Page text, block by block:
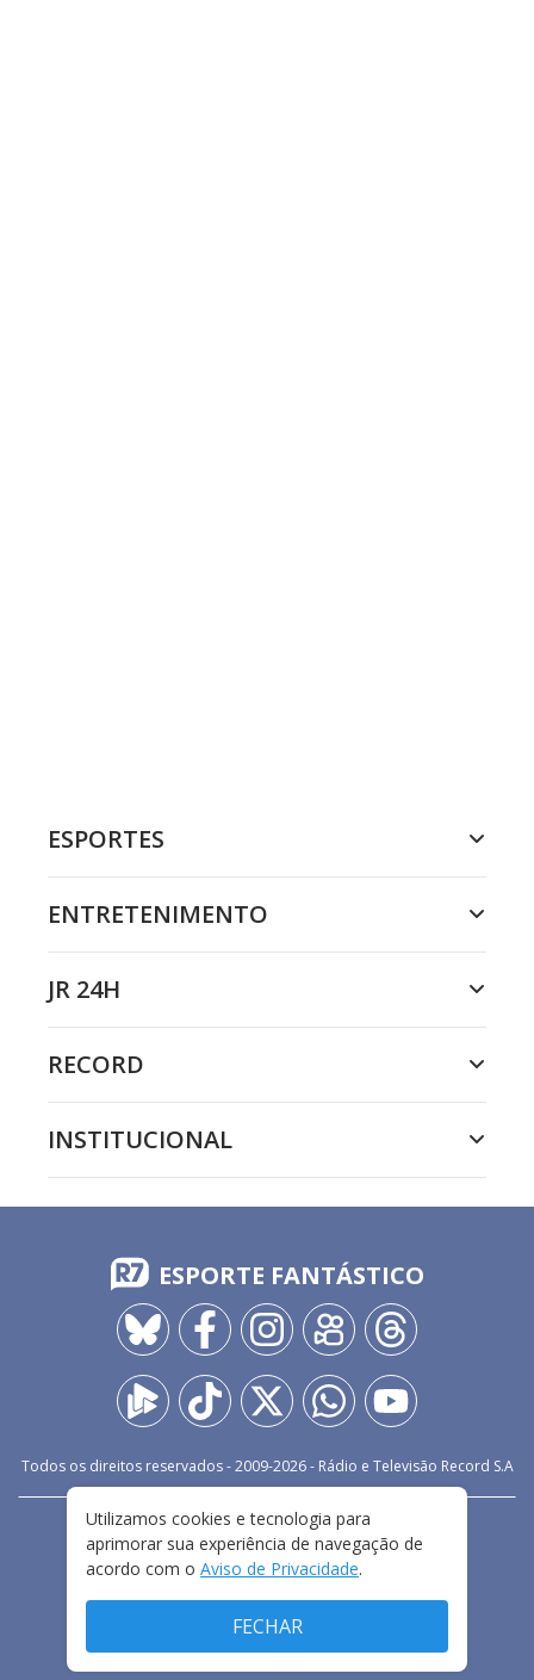
ESPORTES
ENTRETENIMENTO
JR 24H
RECORD
INSTITUCIONAL
ESPORTE FANTÁSTICO
Todos os direitos reservados - 2009-2026- Rádio e Televisão Record S.A
FALE CONOSCO
PRIVACIDADE
TERMOS E CONDIÇÕES DE USO
Utilizamos cookies e tecnologia para
aprimorar sua experiência de navegação de
acordo com o Aviso de Privacidade.
FECHAR